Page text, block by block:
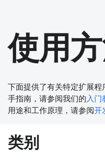
使用
下面提供了有关特定扩展
手指南，请参阅我们的入门
用途和工作原理，请参阅开
类别